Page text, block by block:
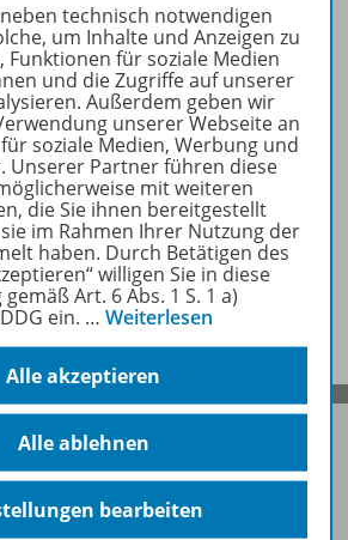
der Redaktion
Service
technisch notwendigen
um Inhalte und Anzeigen zu
Funktionen für soziale Medien
und die Zugriffe auf unserer
Außerdem geben wir
unserer Webseite an
soziale Medien, Werbung und
Unserer Partner führen diese
mit weiteren
die Sie ihnen bereitgestellt
im Rahmen Ihrer Nutzung der
haben. Durch Betätigen des
willigen Sie in diese
Art. 6 Abs. 1 S. 1 a)
ein. … Weiterlesen
Alle akzeptieren
Alle ablehnen
bearbeiten